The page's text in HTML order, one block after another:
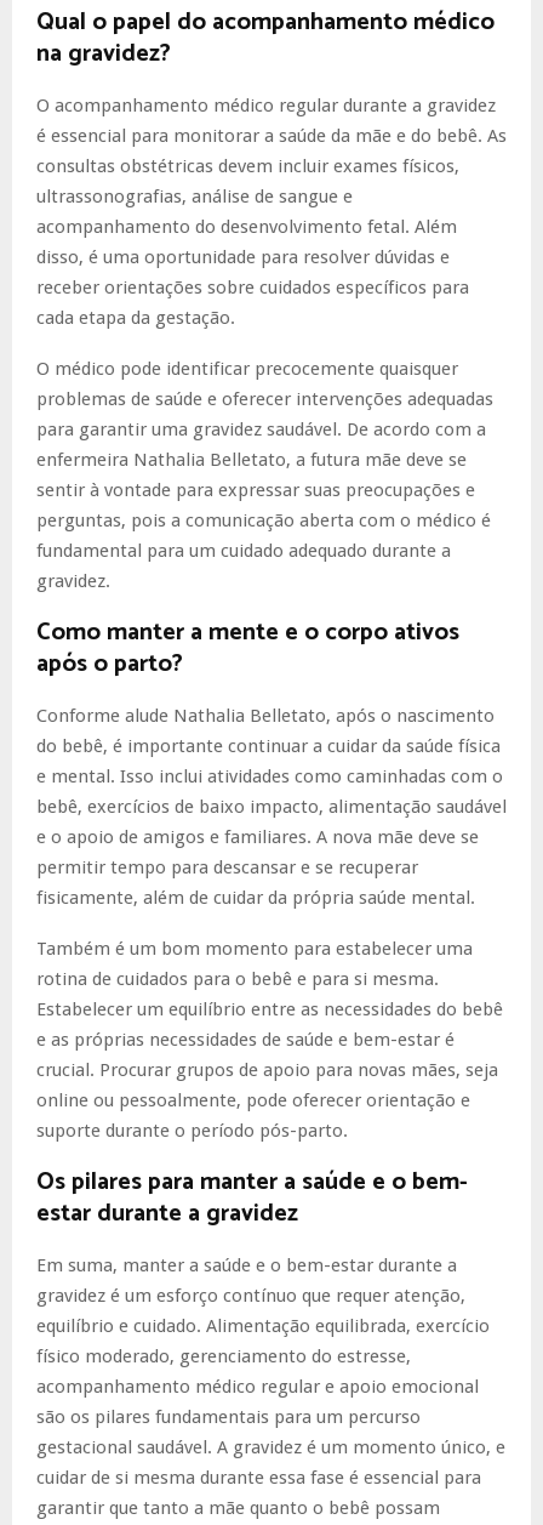
Qual o papel do acompanhamento médico
na gravidez?
O acompanhamento médico regular durante a gravidez
é essencial para monitorar a saúde da mãe e do bebê. As
consultas obstétricas devem incluir exames físicos,
ultrassonografias, análise de sangue e
acompanhamento do desenvolvimento fetal. Além
disso, é uma oportunidade para resolver dúvidas e
receber orientações sobre cuidados específicos para
cada etapa da gestação.
O médico pode identificar precocemente quaisquer
problemas de saúde e oferecer intervenções adequadas
para garantir uma gravidez saudável. De acordo com a
enfermeira Nathalia Belletato, a futura mãe deve se
sentir à vontade para expressar suas preocupações e
perguntas, pois a comunicação aberta com o médico é
fundamental para um cuidado adequado durante a
gravidez.
Como manter a mente e o corpo ativos
após o parto?
Conforme alude Nathalia Belletato, após o nascimento
do bebê, é importante continuar a cuidar da saúde física
e mental. Isso inclui atividades como caminhadas com o
bebê, exercícios de baixo impacto, alimentação saudável
e o apoio de amigos e familiares. A nova mãe deve se
permitir tempo para descansar e se recuperar
fisicamente, além de cuidar da própria saúde mental.
Também é um bom momento para estabelecer uma
rotina de cuidados para o bebê e para si mesma.
Estabelecer um equilíbrio entre as necessidades do bebê
e as próprias necessidades de saúde e bem-estar é
crucial. Procurar grupos de apoio para novas mães, seja
online ou pessoalmente, pode oferecer orientação e
suporte durante o período pós-parto.
Os pilares para manter a saúde e o bem-
estar durante a gravidez
Em suma, manter a saúde e o bem-estar durante a
gravidez é um esforço contínuo que requer atenção,
equilíbrio e cuidado. Alimentação equilibrada, exercício
físico moderado, gerenciamento do estresse,
acompanhamento médico regular e apoio emocional
são os pilares fundamentais para um percurso
gestacional saudável. A gravidez é um momento único, e
cuidar de si mesma durante essa fase é essencial para
garantir que tanto a mãe quanto o bebê possam